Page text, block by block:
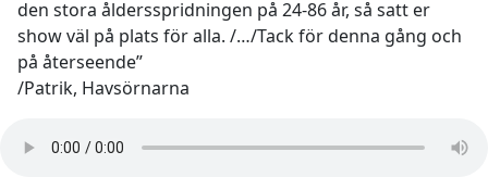
den stora åldersspridningen på 24-86 år, så satt er
show väl på plats för alla. /…/Tack för denna gång och
på återseende”
/Patrik, Havsörnarna